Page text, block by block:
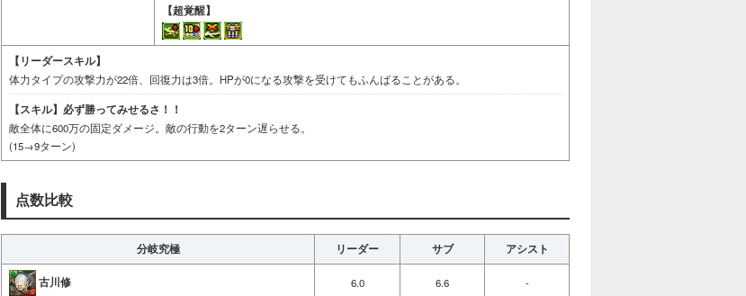
【超覚醒】
【リーダースキル】
体力タイプの攻撃力が22倍、回復力は3倍。HPが0になる攻撃を受けてもふんばることがある。
【スキル】 必ず勝ってみせるさ！！
敵全体に600万の固定ダメージ。敵の行動を2ターン遅らせる。
(15→9ターン)
点数比較
分岐究極 リーダー サブ アシスト
古川修 6.0 6.6 -